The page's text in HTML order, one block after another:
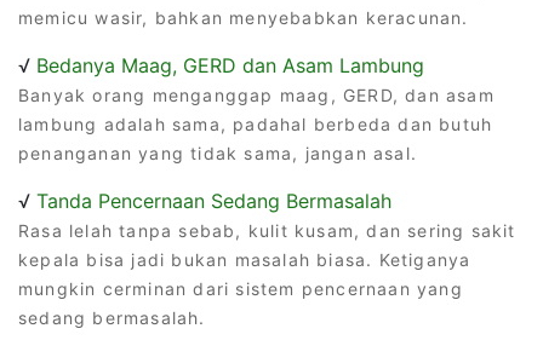
memicu wasir, bahkan menyebabkan keracunan.
√ Bedanya Maag, GERD dan Asam Lambung
Banyak orang menganggap maag, GERD, dan asam
lambung adalah sama, padahal berbeda dan butuh
penanganan yang tidak sama, jangan asal.
√ Tanda Pencernaan Sedang Bermasalah
Rasa lelah tanpa sebab, kulit kusam, dan sering sakit
kepala bisa jadi bukan masalah biasa. Ketiganya
mungkin cerminan dari sistem pencernaan yang
sedang bermasalah.